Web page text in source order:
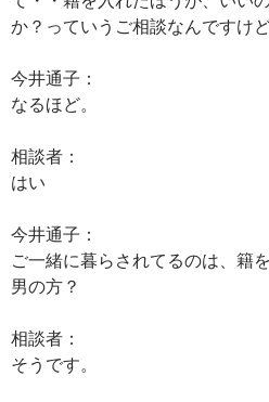
か？っていうご相談なんですけ
今井通子：
なるほど。
相談者：
はい
今井通子：
ご一緒に暮らされてるのは、籍
男の方？
相談者：
そうです。